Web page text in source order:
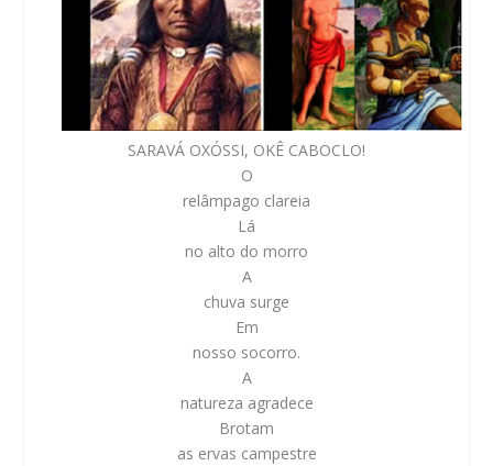
SARAVÁ OXÓSSI, OKÊ CABOCLO!
O
relâmpago clareia
Lá
no alto do morro
A
chuva surge
Em
nosso socorro.
A
natureza agradece
Brotam
as ervas campestre